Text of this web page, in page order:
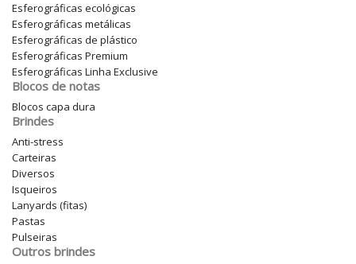
Esferográficas ecológicas
Esferográficas metálicas
Esferográficas de plástico
Esferográficas Premium
Esferográficas Linha Exclusive
Blocos de notas
Blocos capa dura
Brindes
Anti-stress
Carteiras
Diversos
Isqueiros
Lanyards (fitas)
Pastas
Pulseiras
Outros brindes